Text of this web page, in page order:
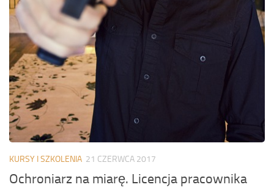
KURSY I SZKOLENIA 21 CZERWCA 2017
Ochroniarz na miarę. Licencja pracownika